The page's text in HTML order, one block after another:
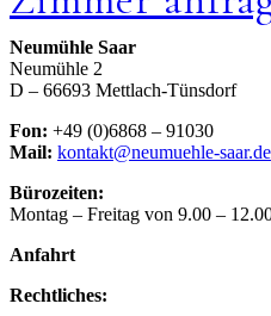
Neumühle Saar
Neumühle 2
D – 66693 Mettlach-Tünsdorf
Fon: +49 (0)6868 – 91030
Mail: kontakt@neumuehle-saar.de
Bürozeiten:
Montag – Freitag von 9.00 –
Anfahrt
Rechtliches: